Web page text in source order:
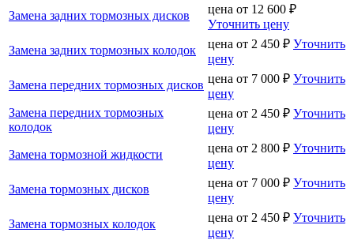
Замена задних тормозных дисков
цена от 12 600 ₽
Уточнить цену
Замена задних тормозных колодок
цена от 2 450 ₽ Уточнить
цену
Замена передних тормозных дисков цена от 7 000 ₽ Уточнить
цену
Замена передних тормозных
колодок
цена от 2 450 ₽ Уточнить
цену
Замена тормозной жидкости
цена от 2 800 ₽ Уточнить
цену
Замена тормозных дисков
цена от 7 000 ₽ Уточнить
цену
Замена тормозных колодок
цена от 2 450 ₽ Уточнить
цену